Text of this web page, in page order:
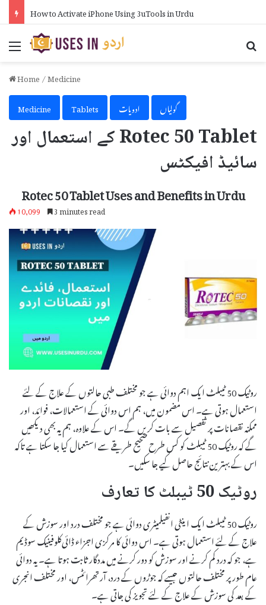
How to Activate iPhone Using 3uTools in Urdu
Menu
Home/Medicine
Medicine
Tablets ادویات گولیاں
Rotec 50 Tablet کے استعمال اور
سائیڈ افیکٹس
Rotec 50 Tablet Uses and Benefits in Urdu
10,099 3 minutes read
روٹیک 50 ٹیبلٹ ایک اہم دوائی ہے جو مختلف طبی حالتوں کے علاج کے لئے
استعمال ہوتی ہے۔ اس مضمون میں، ہم اس دوائی کے استعمالات، فوائد، اور
ممکنہ نقصانات پر تفصیل سے بات کریں گے۔ اس کے علاوہ، ہم یہ بھی دیکھیں
گے کہ روٹیک 50 ٹیبلٹ کو کس طرح صحیح طریقے سے استعمال کیا جا سکتا ہے تاکہ
اس کے بہترین نتائج حاصل کیے جا سکیں۔
روٹیک 50 ٹیبلٹ کا تعارف
روٹیک 50 ٹیبلٹ ایک اینٹی انفیلمیٹری دوائی ہے جو مختلف درد اور سوزش کے
علاج کے لئے استعمال ہوتی ہے۔ اس دوائی کا مرکزی اجزاء ڈائی‌کلوفینیک سوڈیم
ہے، جو کہ درد کم کرنے اور سوزش کو دور کرنے میں مددگار ثابت ہوتا ہے۔ یہ دوائی
عام طور پر مختلف حالتوں جیسے کہ جوڑوں کے درد، آرتھرائٹس، اور مختلف انجری
کے بعد کی سوزش کے علاج کے لئے تجویز کی جاتی ہے۔